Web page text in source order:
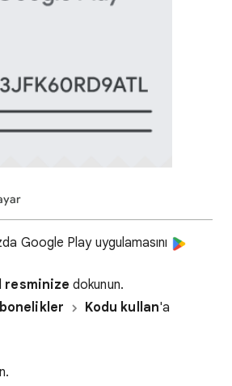
Google Play uygulamasını
resminize dokunun.
Kodu kullan'a